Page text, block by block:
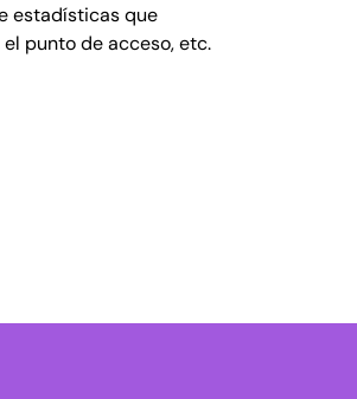
estadísticas que
punto de acceso, etc.